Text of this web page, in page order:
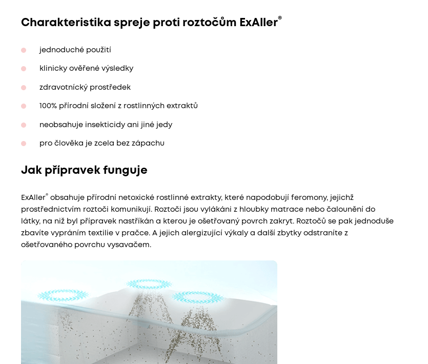
Charakteristika spreje proti roztočům ExAller®
jednoduché použití
klinicky ověřené výsledky
zdravotnícký prostředek
100% přírodní složení z rostlinných extraktů
neobsahuje insekticidy ani jiné jedy
pro člověka je zcela bez zápachu
Jak přípravek funguje
ExAller® obsahuje přírodní netoxické rostlinné extrakty, které napodobují feromony, jejichž
prostřednictvím roztoči komunikují. Roztoči jsou vylákáni z hloubky matrace nebo čalounění do
látky, na niž byl přípravek nastříkán a kterou je ošetřovaný povrch zakryt. Roztočů se pak jednoduše
zbavíte vypráním textilie v pračce. A jejich alergizující výkaly a další zbytky odstraníte z
ošetřovaného povrchu vysavačem.